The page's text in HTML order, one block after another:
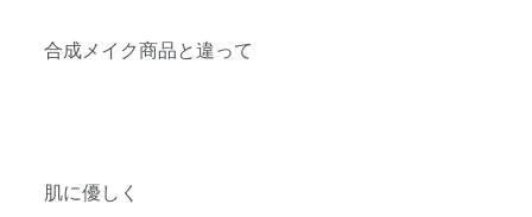
合成メイク商品と違って
肌に優しく